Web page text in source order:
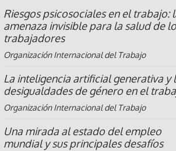
Riesgos psicosociales en el trabajo:
amenaza invisible para la salud de
trabajadores
Organización Internacional del Trabajo
La inteligencia artificial generativa y
desigualdades de género en el
Organización Internacional del Trabajo
Una mirada al estado del empleo
mundial y sus principales desafíos